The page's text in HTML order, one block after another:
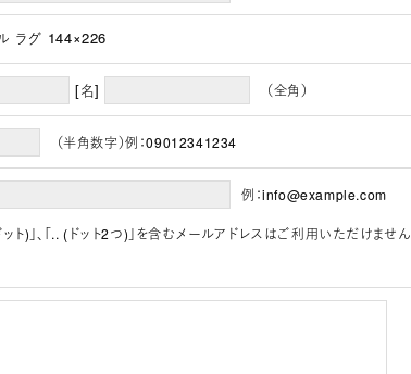
ラグ 144×226
[名] （全角）
（半角数字）例：09012341234
例：info@example.com
ト)」、「.. (ドット2つ)」を含むメールアドレスはご利用いただけません